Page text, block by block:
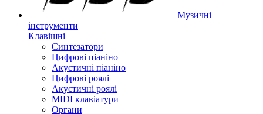
Музичні
інструменти
Клавішні
Синтезатори
Цифрові піаніно
Акустичні піаніно
Цифрові роялі
Акустичні роялі
MIDI клавіатури
Органи